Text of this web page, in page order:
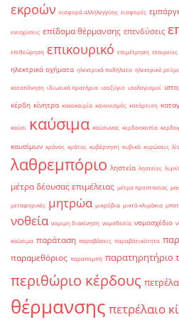
εκροών εισφορά αλληλεγγύης εισφορές
ενισχύσεις επίδομα θέρμανσης επενδύσεις
επιθεώρηση επικουρικό επιμέτρηση εταιρείες
ηλεκτρικά οχήματα ηλεκτρικά ποδήλατα ηλεκτρικό
καταπόνηση ιδιωτικά πρατήρια ισοζύγιο ισολογισμοί
κέρδη κίνητρα κακοκαιρία κανονισμός κατάρτιση
καύσι καύσιμα καύσωνας κερδοσκοπία
καυσίμων κράνος κράτος κυβέρνηση κυβικά κυρώσεις
λαθρεμπόριο ληστεία ληστείες
μέτρα δέουσας επιμέλειας μέτρα προστασίας
μεταφορικές μητρώα μικρόβια μικτά κλιμάκια
νοθεία νομιμη διακίνηση νομοθεσία νομοσχέδιο
καύσιμα παράταση παραβάσεις παραβάτικότητα
παραμεθόριος παραπομπή παρατηρητήριο
περιθώριο κέρδους
θέρμανσης πετρέλαιο